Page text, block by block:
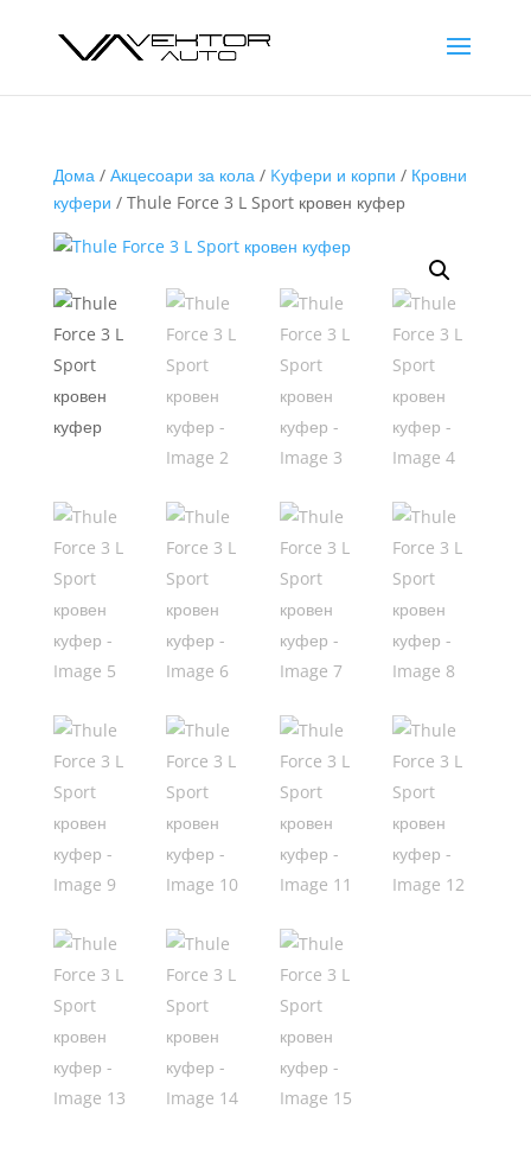
Дома/ Акцесоари за кола/ Kуфери и корпи / Кровни
куфери / Thule Force 3 L Sport кровен куфер